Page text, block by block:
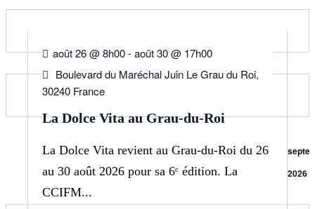
26
août 26 @ 8h00-août 30 @ 17h00
Boulevard du Maréchal Juin Le Grau du Roi,
30240 France
La Dolce Vita au Grau-du-Roi
La Dolce Vita revient au Grau-du-Roi du 26
au 30 août 2026 pour sa 6ᵉ édition. La
CCIFM...
AOÛT
2026